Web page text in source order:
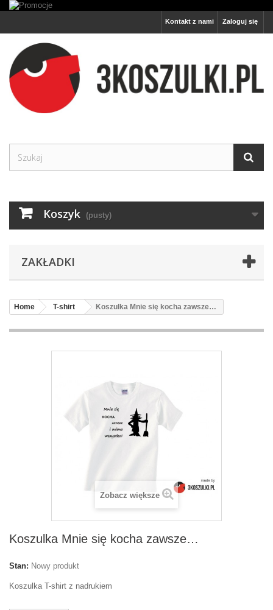
Zaloguj się
Kontakt z nami
Koszyk (pusty)
ZAKŁADKI
Home T-shirt Koszulka Mnie się kocha zawsze…
Zobacz większe
Koszulka Mnie się kocha zawsze…
Stan: Nowy produkt
Koszulka T-shirt z nadrukiem